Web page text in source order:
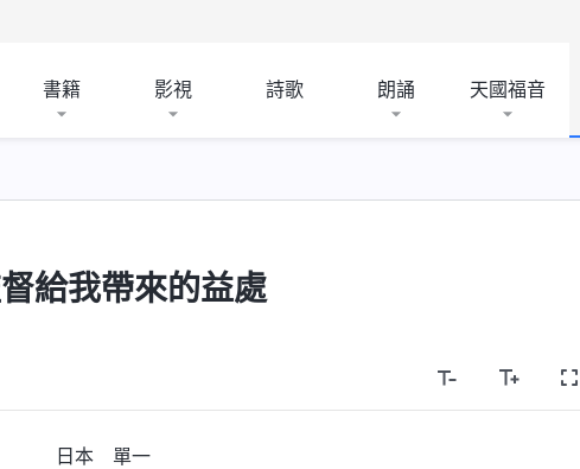
書籍 影視 詩歌 朗誦 天國福音
給我帶來的益處
日本 單一